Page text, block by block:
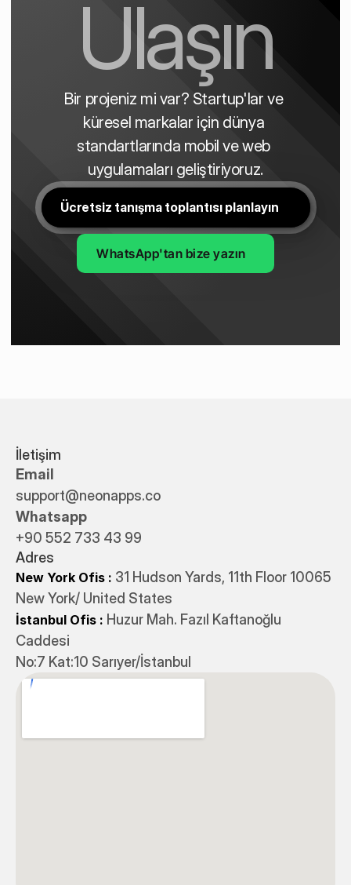
Ulaşın
Bir projeniz mi var? Startup'lar ve
küresel markalar için dünya
standartlarında mobil ve web
uygulamaları geliştiriyoruz.
Ücretsiz tanışma toplantısı planlayın
WhatsApp'tan bize yazın
İletişim
Email
support@neonapps.co
Whatsapp
+90 552 733 43 99
Adres
New York Ofis : 31 Hudson Yards, 11th Floor 10065
New York/ United States
İstanbul Ofis : Huzur Mah. Fazıl Kaftanoğlu
Caddesi
No:7 Kat:10 Sarıyer/İstanbul